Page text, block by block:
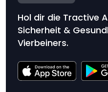
Hol dir die Tractive
Sicherheit &
Vierbeiners.